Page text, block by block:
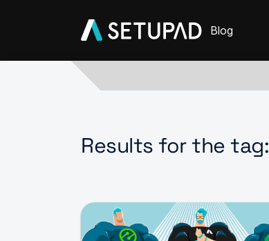
Blog
Results for the tag: